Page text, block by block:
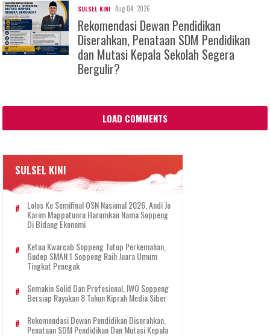
SULSEL KINI Aug 04, 2026
Rekomendasi Dewan Pendidikan
Diserahkan, Penataan SDM Pendidikan
dan Mutasi Kepala Sekolah Segera
Bergulir?
LOAD COMMENTS
SULSEL KINI
Lolos Ke Semifinal OSN Nasional 2026, Andi Jo
Karim Mappatunru Harumkan Nama Soppeng
Di Bidang Ekonomi
Ketua Kwarcab Soppeng Tutup Perkemahan,
Gudep SMAN 1 Soppeng Raih Juara Umum
Tingkat Penegak
Semakin Solid Dan Profesional, IWO Soppeng
Bersiap Rayakan 8 Tahun Kiprah Media Siber
Rekomendasi Dewan Pendidikan Diserahkan,
Penataan SDM Pendidikan Dan Mutasi Kepala